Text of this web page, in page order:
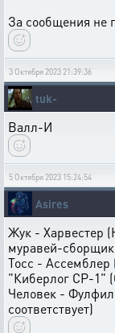
За сообщения не
3 Октября 2023 21:39:36
tuk-
Валл-И
5 Октября 2023 15:24:54
Asires
Жук - Харвестер
муравей-
Тосс -
"Киберлог СР-1"
Человек -
соответствует)